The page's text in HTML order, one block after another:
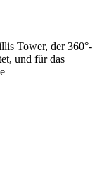
Tower, der 360°-
und für das